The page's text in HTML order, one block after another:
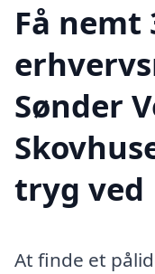
Få
Sønder
tryg ved
At finde et